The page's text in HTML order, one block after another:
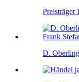
Preisträger
D.